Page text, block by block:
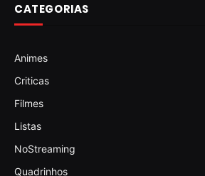
CATEGORIAS
Animes
Criticas
Filmes
Listas
NoStreaming
Quadrinhos